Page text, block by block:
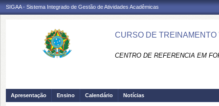
SIGAA - Sistema Integrado de Gestão de Atividades Acadêmicas
CURSO DE
CENTRO DE REFERENCIA EM
Apresentação Ensino Calendário Notícias